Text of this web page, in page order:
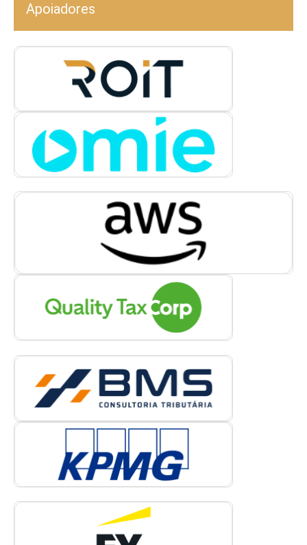
Apoiadores